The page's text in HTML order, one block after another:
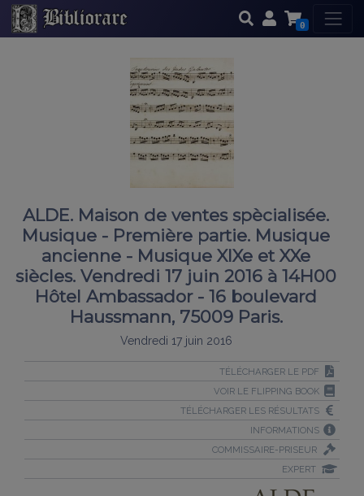
0
ALDE. Maison de ventes spècialisée.
Musique - Première partie. Musique
ancienne - Musique XIXe et XXe
siècles. Vendredi 17 juin 2016 à 14H00
Hôtel Ambassador - 16 boulevard
Haussmann, 75009 Paris.
Vendredi 17 juin 2016
TÉLÉCHARGER LE PDF
VOIR LE FLIPPING BOOK
TÉLÉCHARGER LES RÉSULTATS
INFORMATIONS
COMMISSAIRE-PRISEUR
EXPERT